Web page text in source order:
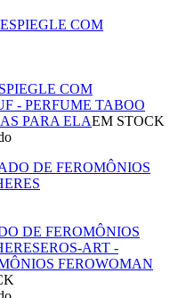
COM
- PERFUME TABOO
PARA ELAEM STOCK
DE FEROMÔNIOS
EROS-ART -
FEROWOMAN